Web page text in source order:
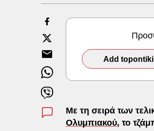
Add
Mε τη σειρά των
Ολυμπιακού, το